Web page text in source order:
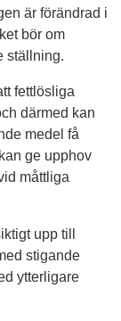
är förändrad i
bör om
ställning.
fettlösliga
därmed kan
medel få
ge upphov
måttliga
upp till
stigande
ytterligare